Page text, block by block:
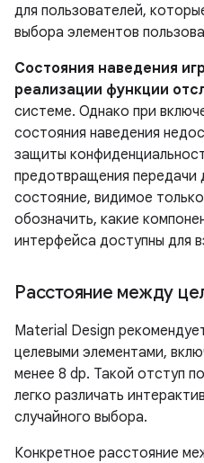
для пользователей,
выбора элементов
Состояния наведения
реализации функции
системе. Однако при
состояния наведения
защиты
предотвращения передачи
состояние, видимое
обозначить, какие
интерфейса доступны для
Расстояние между
Material Design
целевыми элементами,
менее 8 dp. Такой отступ
легко различать
случайного выбора.
Конкретное расстояние